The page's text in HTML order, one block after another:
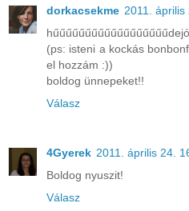
dorkacsekme 2011. április
(ps: isteni a kockás
el hozzám :))
boldog ünnepeket!!
Válasz
4Gyerek 2011. április 24.
Boldog nyuszit!
Válasz